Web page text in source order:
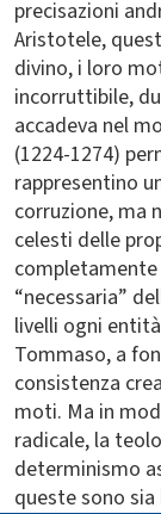
precisazioni
Aristotele,
divino, i loro
incorruttibile,
accadeva nel
(1224-1274)
rappresentino
corruzione, ma
celesti delle
“necessaria”
livelli ogni
Tommaso, a
consistenza
moti. Ma in
radicale, la
determinismo
queste sono